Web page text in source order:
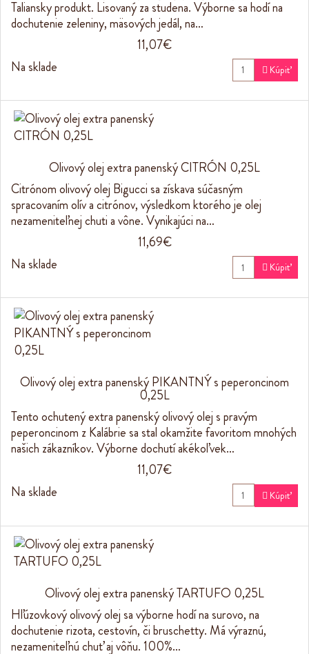
Taliansky produkt. Lisovaný za studena. Výborne sa hodí na
dochutenie zeleniny, mäsových jedál, na…
11,07€
Na sklade
 Kúpiť
Olivový olej extra panenský CITRÓN 0,25L
Citrónom olivový olej Bigucci sa získava súčasným
spracovaním olív a citrónov, výsledkom ktorého je olej
nezameniteľnej chuti a vône. Vynikajúci na…
11,69€
Na sklade
 Kúpiť
Olivový olej extra panenský PIKANTNÝ s peperoncinom
0,25L
Tento ochutený extra panenský olivový olej s pravým
peperoncinom z Kalábrie sa stal okamžite favoritom mnohých
našich zákazníkov. Výborne dochutí akékoľvek…
11,07€
Na sklade
 Kúpiť
Olivový olej extra panenský TARTUFO 0,25L
Hľúzovkový olivový olej sa výborne hodí na surovo, na
dochutenie rizota, cestovín, či bruschetty. Má výraznú,
nezameniteľnú chuť aj vôňu. 100%…